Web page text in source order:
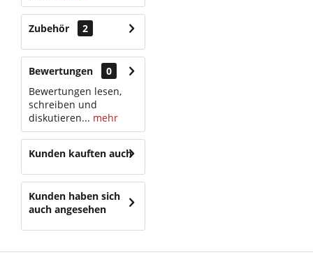
Zubehör 2
Bewertungen
0
Bewertungen lesen,
schreiben und
diskutieren... mehr
Kunden kauften auch
Kunden haben sich
auch angesehen